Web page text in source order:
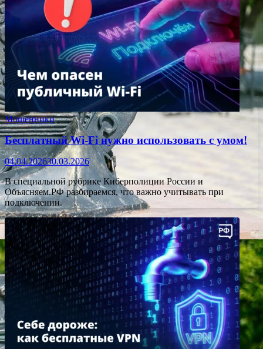
Мошенники
Бесплатный Wi-Fi нужно использовать с умом!
04.04.202630.03.2026
В специальной рубрике Киберполиции России и
Объясняем.РФ разбираемся, что важно учитывать при
подключении.